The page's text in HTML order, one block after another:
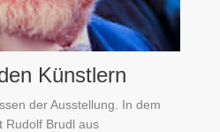
Künstlern
der Ausstellung. In dem
Rudolf Brudl aus